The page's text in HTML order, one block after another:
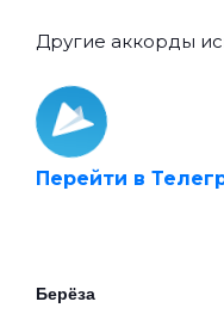
Другие аккорды
Перейти в
Берёза